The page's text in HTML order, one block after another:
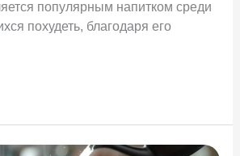
популярным напитком среди
похудеть, благодаря его